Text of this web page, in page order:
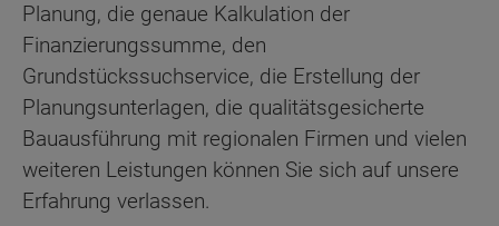
Planung, die genaue Kalkulation der
Finanzierungssumme, den
Grundstückssuchservice, die Erstellung der
Planungsunterlagen, die qualitätsgesicherte
Bauausführung mit regionalen Firmen und vielen
weiteren Leistungen können Sie sich auf unsere
Erfahrung verlassen.